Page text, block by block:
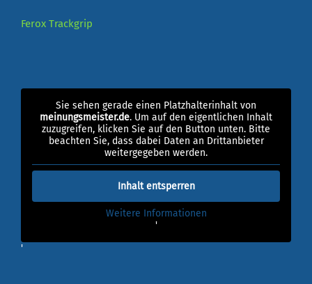
Ferox Trackgrip
Sie sehen gerade einen Platzhalterinhalt von
meinungsmeister.de. Um auf den eigentlichen Inhalt
zuzugreifen, klicken Sie auf den Button unten. Bitte
beachten Sie, dass dabei Daten an Drittanbieter
weitergegeben werden.
Inhalt entsperren
Weitere Informationen
'
'